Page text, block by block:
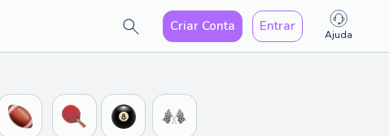
Criar Conta Entrar
Ajuda